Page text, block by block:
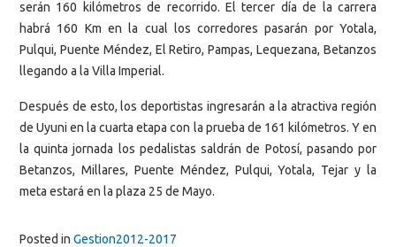
serán 160 kilómetros de recorrido. El tercer día de la carrera
habrá 160 Km en la cual los corredores pasarán por Yotala,
Pulqui, Puente Méndez, El Retiro, Pampas, Lequezana, Betanzos
llegando a la Villa Imperial.
Después de esto, los deportistas ingresarán a la atractiva región
de Uyuni en la cuarta etapa con la prueba de 161 kilómetros. Y en
la quinta jornada los pedalistas saldrán de Potosí, pasando por
Betanzos, Millares, Puente Méndez, Pulqui, Yotala, Tejar y la
meta estará en la plaza 25 de Mayo.
Posted in Gestion2012-2017